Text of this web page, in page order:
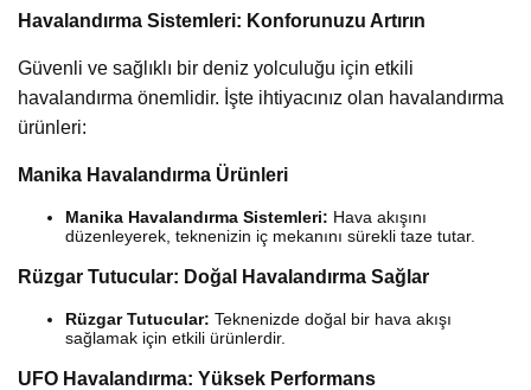
Havalandırma Sistemleri: Konforunuzu Artırın
Güvenli ve sağlıklı bir deniz yolculuğu için etkili
havalandırma önemlidir. İşte ihtiyacınız olan havalandırma
ürünleri:
Manika Havalandırma Ürünleri
Manika Havalandırma Sistemleri: Hava akışını
düzenleyerek, teknenizin iç mekanını sürekli taze tutar.
Rüzgar Tutucular: Doğal Havalandırma Sağlar
Rüzgar Tutucular: Teknenizde doğal bir hava akışı
sağlamak için etkili ürünlerdir.
UFO Havalandırma: Yüksek Performans